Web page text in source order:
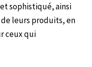
sophistiqué, ainsi
leurs produits, en
ceux qui